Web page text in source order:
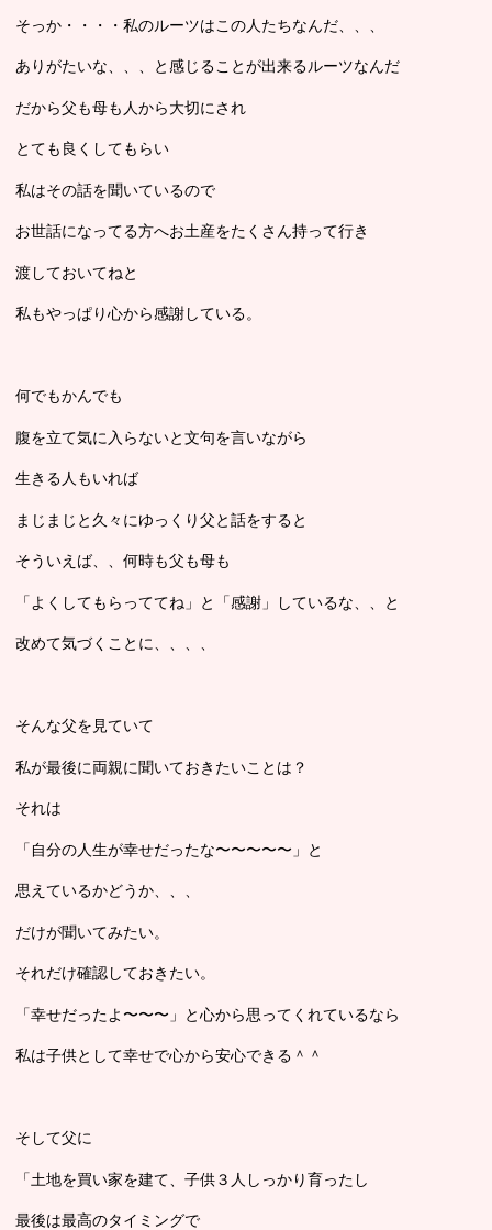
そっか・・・・私のルーツはこの人たちなんだ、、、
ありがたいな、、、と感じることが出来るルーツなんだ
だから父も母も人から大切にされ
とても良くしてもらい
私はその話を聞いているので
お世話になってる方へお土産をたくさん持って行き
渡しておいてねと
私もやっぱり心から感謝している。
何でもかんでも
腹を立て気に入らないと文句を言いながら
生きる人もいれば
まじまじと久々にゆっくり父と話をすると
そういえば、、何時も父も母も
「よくしてもらっててね」と「感謝」しているな、、と
改めて気づくことに、、、、
そんな父を見ていて
私が最後に両親に聞いておきたいことは？
それは
「自分の人生が幸せだったな〜〜〜〜〜」と
思えているかどうか、、、
だけが聞いてみたい。
それだけ確認しておきたい。
「幸せだったよ〜〜〜」と心から思ってくれているなら
私は子供として幸せで心から安心できる＾＾
そして父に
「土地を買い家を建て、子供３人しっかり育ったし
最後は最高のタイミングで